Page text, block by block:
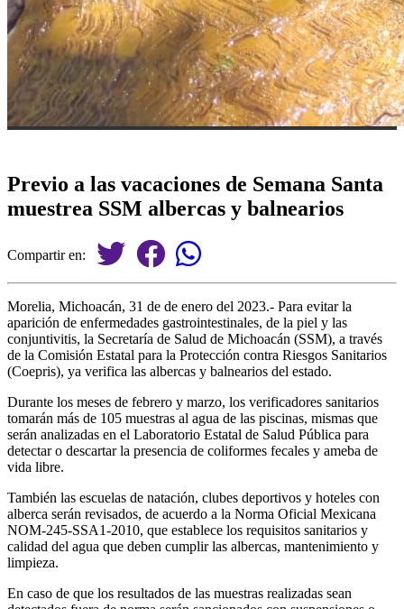
Previo a las vacaciones de Semana Santa
muestrea SSM albercas y balnearios
Compartir en:
Morelia, Michoacán, 31 de de enero del 2023.- Para evitar la
aparición de enfermedades gastrointestinales, de la piel y las
conjuntivitis, la Secretaría de Salud de Michoacán (SSM), a través
de la Comisión Estatal para la Protección contra Riesgos Sanitarios
(Coepris), ya verifica las albercas y balnearios del estado.
Durante los meses de febrero y marzo, los verificadores sanitarios
tomarán más de 105 muestras al agua de las piscinas, mismas que
serán analizadas en el Laboratorio Estatal de Salud Pública para
detectar o descartar la presencia de coliformes fecales y ameba de
vida libre.
También las escuelas de natación, clubes deportivos y hoteles con
alberca serán revisados, de acuerdo a la Norma Oficial Mexicana
NOM-245-SSA1-2010, que establece los requisitos sanitarios y
calidad del agua que deben cumplir las albercas, mantenimiento y
limpieza.
En caso de que los resultados de las muestras realizadas sean